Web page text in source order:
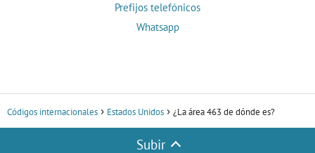
Prefijos telefónicos
Whatsapp
Códigos internacionales Estados Unidos ¿La área 463 de dónde es?
Subir